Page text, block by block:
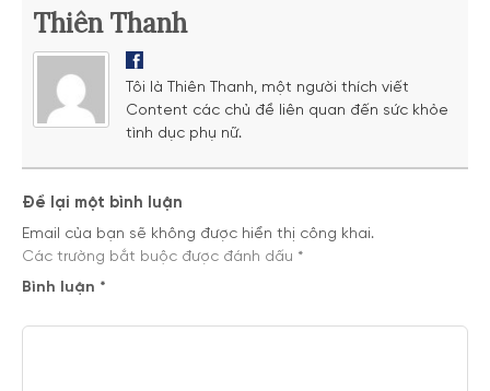
Thiên Thanh
Tôi là Thiên Thanh, một người thích viết
Content các chủ đề liên quan đến sức khỏe
tình dục phụ nữ.
Để lại một bình luận
Email của bạn sẽ không được hiển thị công khai.
Các trường bắt buộc được đánh dấu *
Bình luận *